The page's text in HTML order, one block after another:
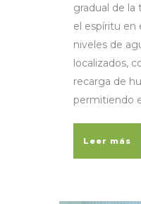
gradual de la
el espíritu en
niveles de
localizados,
recarga de
permitiendo
Leer más